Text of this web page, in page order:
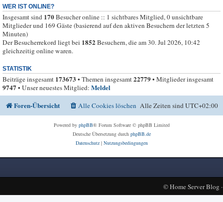
WER IST ONLINE?
Insgesamt sind 170Besucher online :: 1 sichtbares Mitglied, 0 unsichtbare
Mitglieder und 169 Gäste (basierend auf den aktiven Besuchern der letzten 5
Minuten)
Der Besucherrekord liegt bei 1852Besuchern, die am 30. Jul 2026, 10:42
gleichzeitig online waren.
STATISTIK
Beiträge insgesamt 173673 • Themen insgesamt22779• Mitglieder insgesamt
9747• Unser neuestes Mitglied: Meldel
Foren-Übersicht
Alle Zeiten sindUTC+02:00
Alle Cookies löschen
Powered by phpBB® Forum Software © phpBB Limited
Deutsche Übersetzung durch phpBB.de
Datenschutz| Nutzungsbedingungen
©Home Server Blog